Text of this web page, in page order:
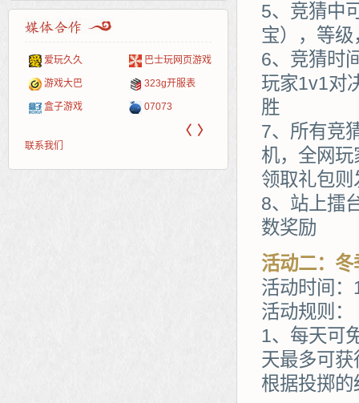
爱玩久久 巴士玩网页游戏
游戏大巴 323g开服表
盒子游戏 07073
页游网
腾讯游戏 新浪
新浪页游
多玩
pcgame 中华网
游一游
游侠网页游戏 40407
5617网游网
开服网
斗蟹网页游戏 游戏
4q5q游戏
〈 〉
联系我们
5、竞猜中
宝），等
6、竞猜时
玩家1v1对
胜
7、所有竞
机，全网
领取礼包则
8、站上擂
数奖励
活动二：
活动时间
活动规则：
1、每天可
天最多可获
根据投掷